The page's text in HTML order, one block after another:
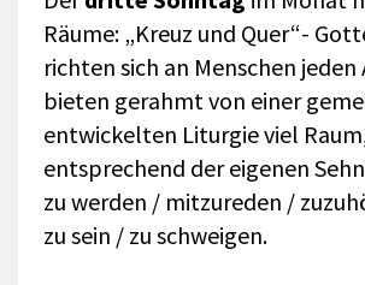
Räume: „Kreuz und Quer“-
richten sich an Menschen
bieten gerahmt von einer
entwickelten Liturgie viel
entsprechend der eigenen
zu werden / mitzureden /
zu sein / zu schweigen.